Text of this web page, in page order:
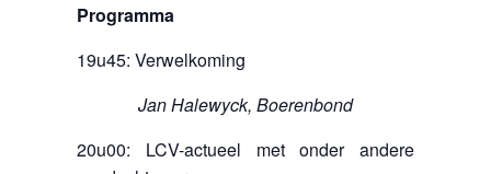
Programma
19u45: Verwelkoming
Jan Halewyck, Boerenbond
20u00: LCV-actueel met onder andere